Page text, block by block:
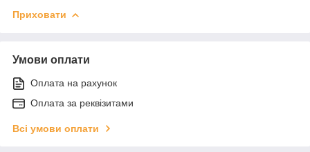
Приховати
Умови оплати
Оплата на рахунок
Оплата за реквізитами
Всі умови оплати